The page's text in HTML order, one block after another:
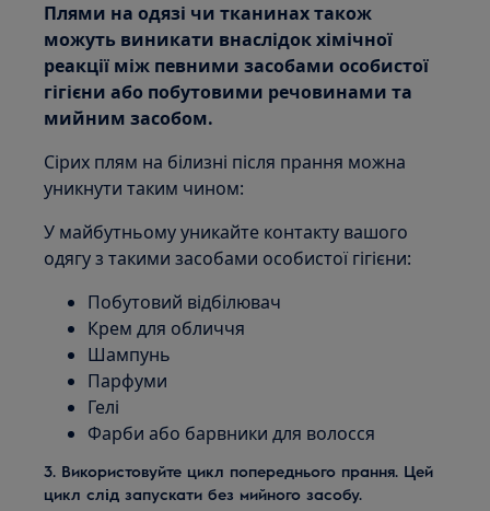
Плями на одязі чи тканинах також
можуть виникати внаслідок хімічної
реакції між певними засобами особистої
гігієни або побутовими речовинами та
мийним засобом.
Сірих плям на білизні після прання можна
уникнути таким чином:
У майбутньому уникайте контакту вашого
одягу з такими засобами особистої гігієни:
Побутовий відбілювач
Крем для обличчя
Шампунь
Парфуми
Гелі
Фарби або барвники для волосся
3. Використовуйте цикл попереднього прання. Цей
цикл слід запускати без мийного засобу.